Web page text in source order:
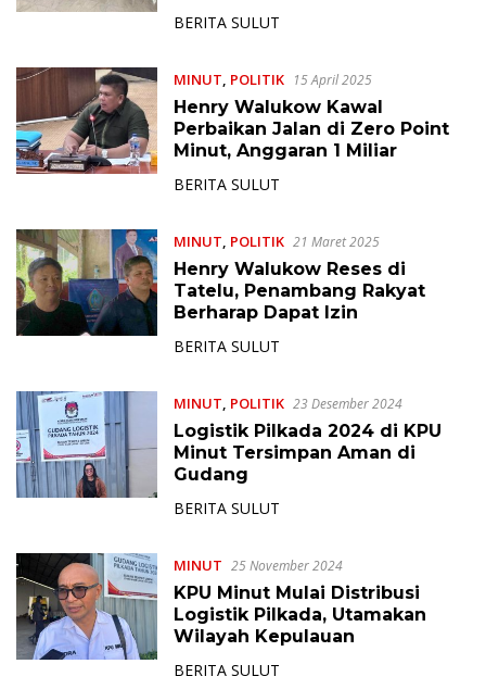
BERITA SULUT
MINUT POLITIK 15 April 2025
Henry Walukow Kawal
Perbaikan Jalan di Zero Point
Minut, Anggaran 1 Miliar
BERITA SULUT
MINUT POLITIK 21 Maret 2025
Henry Walukow Reses di
Tatelu, Penambang Rakyat
Berharap Dapat Izin
BERITA SULUT
MINUT POLITIK 23 Desember 2024
Logistik Pilkada 2024 di KPU
Minut Tersimpan Aman di
Gudang
BERITA SULUT
MINUT 25 November 2024
KPU Minut Mulai Distribusi
Logistik Pilkada, Utamakan
Wilayah Kepulauan
BERITA SULUT